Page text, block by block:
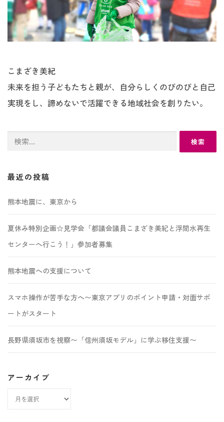
こまざき美紀
未来を担う子どもたちと親が、自分らしくのびのびと自己
実現をし、諦めないで活躍できる地域社会を創りたい。
検
最近の投稿
熊本地震に、東京から
夏休み特別企画☆見学会「都議会議員こまざき美紀と浮間水再生
センターへ行こう！」参加者募集
熊本地震への支援について
スマホ操作が苦手な方へ〜東京アプリのポイント申請・対面サポ
ートがスタート
長野県須坂市を視察〜「信州須坂モデル」に学ぶ移住支援〜
アーカイブ